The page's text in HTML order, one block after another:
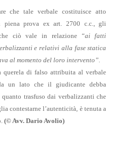
che tale verbale costituisce atto
prova ex art. 2700 c.c., gli
ciò vale in relazione “ai fatti
e relativi alla fase statica
al momento del loro intervento”.
di falso attribuita al verbale
un lato che il giudicante debba
quanto trasfuso dai verbalizzanti che
contestarne l’autenticità, è tenuta a
(© Avv. Dario Avolio)